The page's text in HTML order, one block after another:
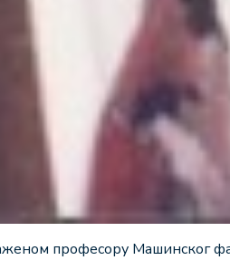
професору Машинског